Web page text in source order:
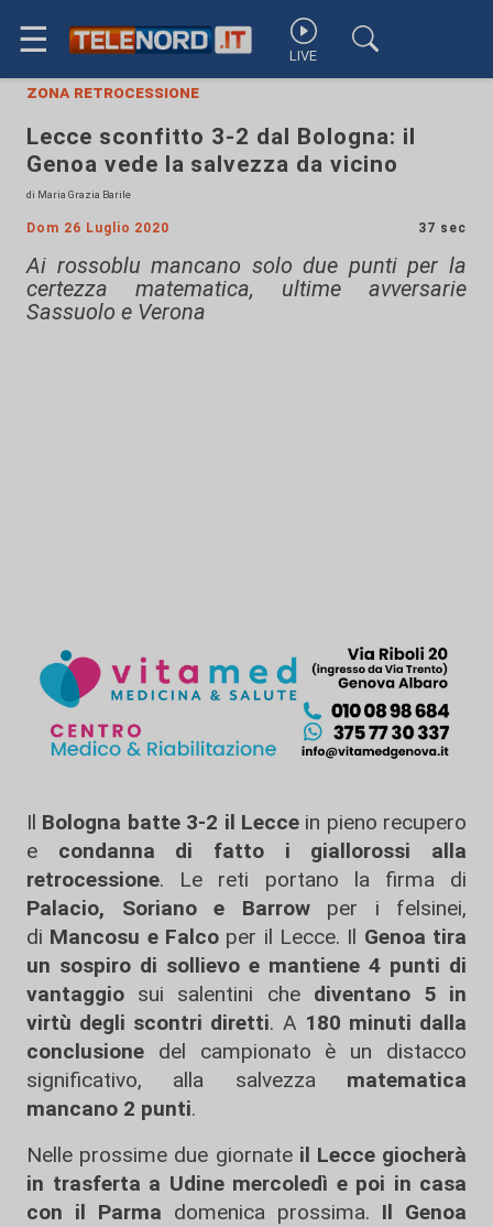
☰ LIVE
zona retrocessione
Lecce sconfitto 3-2 dal Bologna: il
Genoa vede la salvezza da vicino
di Maria Grazia Barile
Dom 26 Luglio 2020 37 sec
Ai rossoblu mancano solo due punti per la
certezza matematica, ultime avversarie
Sassuolo e Verona
Il Bologna batte 3-2 il Leccein pieno recupero
e condanna di fatto i giallorossi alla
retrocessione. Le reti portano la firma di
Palacio, Soriano e Barrowper i felsinei,
di Mancosu e Falco per il Lecce. Il Genoa tira
un sospiro di sollievo e mantiene 4 punti di
vantaggio sui salentini che diventano 5 in
virtù degli scontri diretti. A 180 minuti dalla
conclusione del campionato è un distacco
significativo, alla salvezza matematica
mancano 2 punti.
Nelle prossime due giornate il Lecce giocherà
in trasferta a Udine mercoledì e poi in casa
con il Parma domenica prossima. Il Genoa